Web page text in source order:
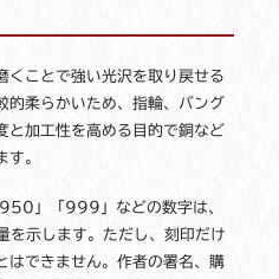
くことで強い光沢を取り戻せる
的柔らかいため、指輪、バング
と加工性を高める目的で銅など
す。
」「999」などの数字は、
示します。ただし、刻印だけ
はできません。作者の署名、購